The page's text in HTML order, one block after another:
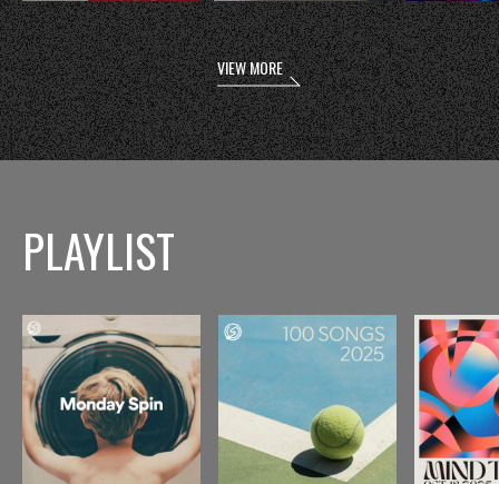
VIEW MORE
PLAYLIST